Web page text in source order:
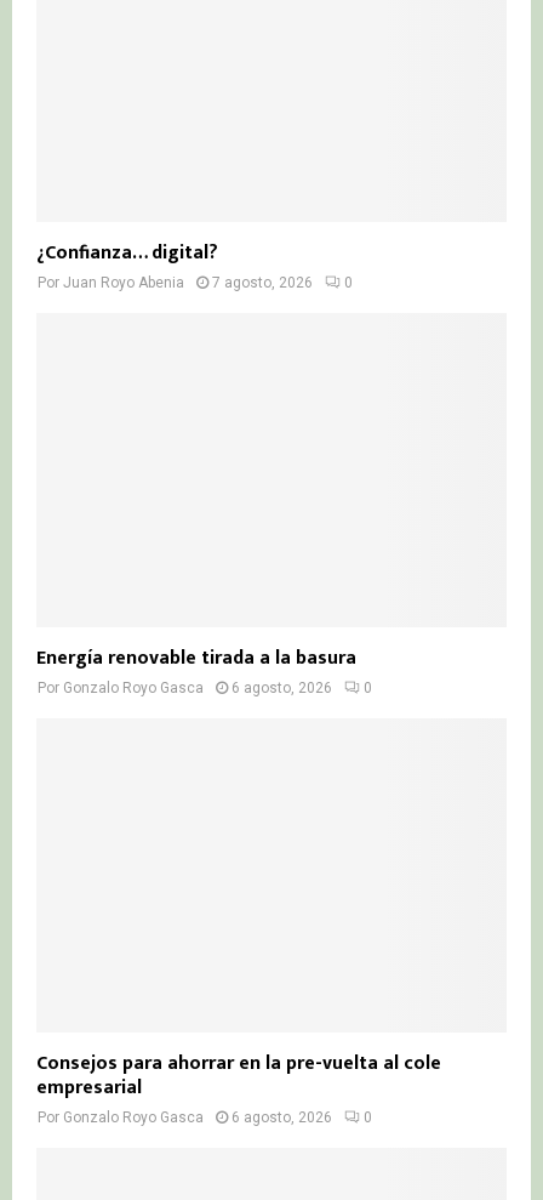
¿Confianza… digital?
Por Juan Royo Abenia 7 agosto, 2026 0
Energía renovable tirada a la basura
Por Gonzalo Royo Gasca 6 agosto, 2026 0
Consejos para ahorrar en la pre-vuelta al cole
empresarial
Por Gonzalo Royo Gasca 6 agosto, 2026 0